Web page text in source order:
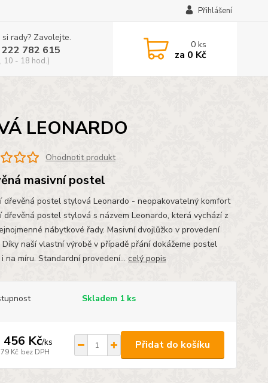
Přihlášení
rady? Zavolejte.
782 615
10 - 18 hod.)
0ks
za 0 Kč
LEONARDO
Ohodnotit produkt
masivní postel
dřevěná postel stylová Leonardo - neopakovatelný komfort
dřevěná postel stylová s názvem Leonardo, která vychází z
nábytkové řady. Masivní dvojlůžko v provedení
naší vlastní výrobě v případě přání dokážeme postel
na míru. Standardní provedení... celý popis
Skladem 1 ks
456 Kč/ks
Kč bez DPH
Přidat do košíku